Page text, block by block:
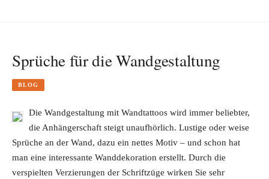
Sprüche für die Wandgestaltung
BLOG
Die Wandgestaltung mit Wandtattoos wird immer beliebter,
die Anhängerschaft steigt unaufhörlich. Lustige oder weise
Sprüche an der Wand, dazu ein nettes Motiv – und schon hat
man eine interessante Wanddekoration erstellt. Durch die
verspielten Verzierungen der Schriftzüge wirken Sie sehr